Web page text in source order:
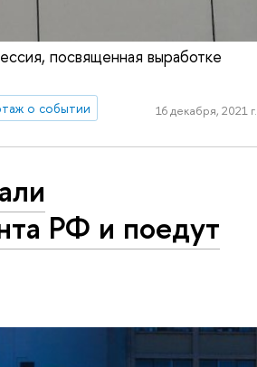
посвященная выработке
о событии 16 декабря, 2021 г.
РФ и поедут